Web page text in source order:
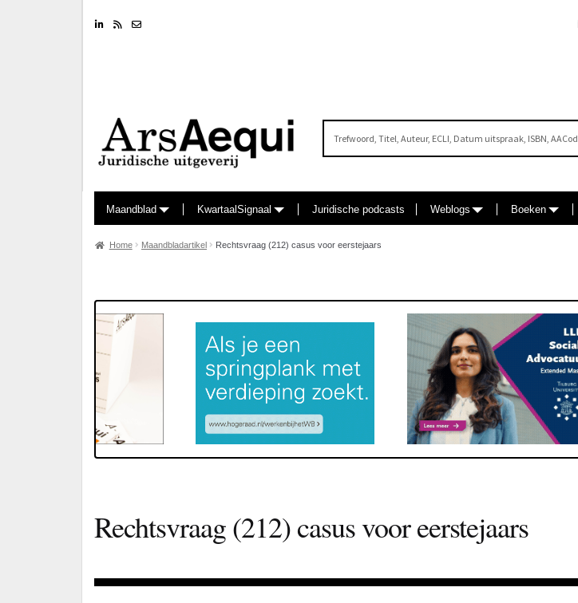
LinkedinRSS feed
Maandblad KwartaalSignaal Juridische podcasts Weblogs Boeken
Home Maandbladartikel Rechtsvraag (212) casus voor eerstejaars
Rechtsvraag (212) casus voor eerstejaars